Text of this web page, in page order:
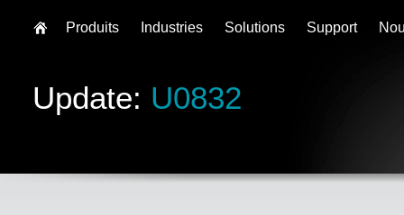
Update: U0832
Produits Industries Solutions Support